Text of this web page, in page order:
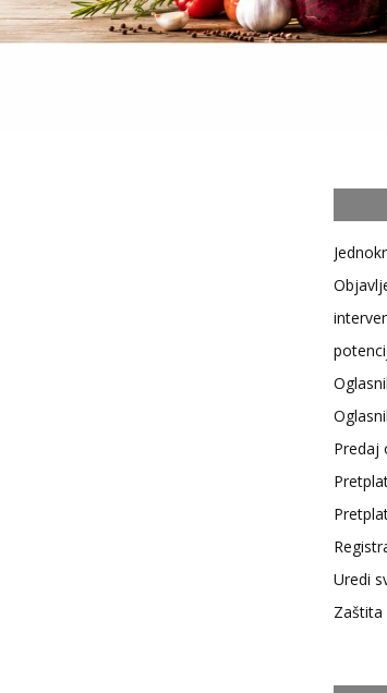
Predaj
Uredi
Zaštita